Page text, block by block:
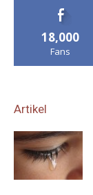
18,000
Fans
Artikel